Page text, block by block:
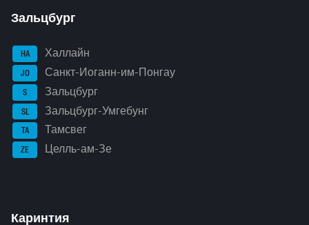
Зальцбург
HA Халлайн
JO Санкт-Иоганн-им-Понгау
S Зальцбург
SL Зальцбург-Умгебунг
TA Тамсвег
ZE Целль-ам-Зе
Каринтия